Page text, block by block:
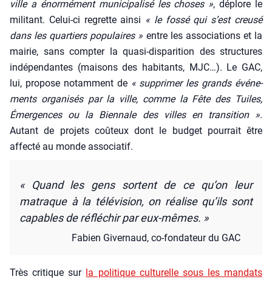
ville a énor­mé­ment muni­ci­pa­li­sé les choses », déplore le
mili­tant. Celui-ci regrette ain­si « le fos­sé qui s’est creu­sé
dans les quar­tiers popu­laires » entre les asso­cia­tions et la
mai­rie, sans comp­ter la qua­si-dis­pa­ri­tion des struc­tures
indé­pen­dantes (mai­sons des habi­tants, MJC…). Le GAC,
lui, pro­pose notam­ment de « sup­pri­mer les grands évé­ne­
ments orga­ni­sés par la ville, comme la Fête des Tuiles,
Émer­gences ou la Bien­nale des villes en tran­si­tion ».
Autant de pro­jets coû­teux dont le bud­get pour­rait être
affec­té au monde asso­cia­tif.
« Quand les gens sortent de ce qu’on leur
matraque à la télé­vi­sion, on réa­lise qu’ils sont
capables de réflé­chir par eux-mêmes. »
Fabien Giver­naud, co-fon­da­teur du GAC
Très cri­tique sur la poli­tique cultu­relle sous les man­dats